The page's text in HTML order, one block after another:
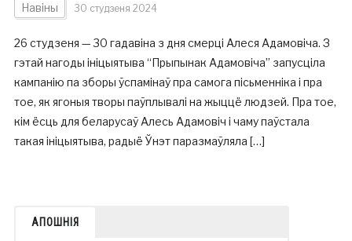
Навіны 30 студзеня 2024
26 студзеня — 30 гадавіна з дня смерці Алеся Адамовіча. З
гэтай нагоды ініцыятыва “Прыпынак Адамовіча” запусціла
кампанію па зборы ўспамінаў пра самога пісьменніка і пра
тое, як ягоныя творы паўплывалі на жыццё людзей. Пра тое,
кім ёсць для беларусаў Алесь Адамовіч і чаму паўстала
такая ініцыятыва, радыё Ўнэт паразмаўляла […]
АПОШНІЯ